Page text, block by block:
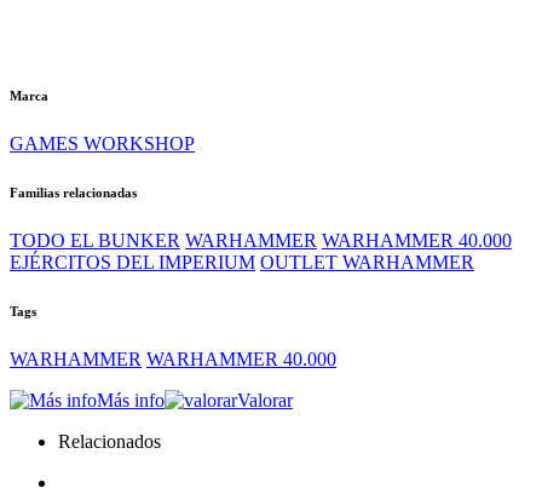
Marca
GAMES WORKSHOP
Familias relacionadas
TODO EL BUNKER WARHAMMER WARHAMMER 40.000
EJÉRCITOS DEL IMPERIUM OUTLET WARHAMMER
Tags
WARHAMMER WARHAMMER 40.000
Más info
Valorar
Relacionados